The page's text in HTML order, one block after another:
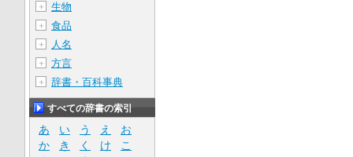
＋ 生物
＋ 食品
＋ 人名
＋ 方言
＋ 辞書・百科事典
すべての辞書の索引
あ い う え
お
か
き く け
こ